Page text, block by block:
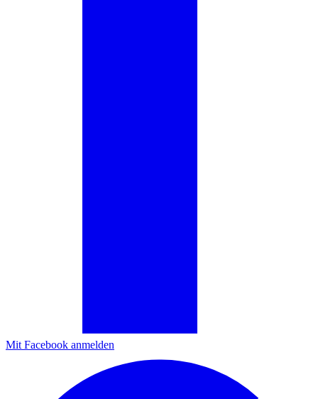
Mit Facebook anmelden